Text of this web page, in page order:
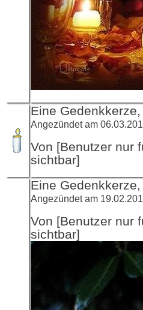
Eine Gedenkkerze,
Angezündet am
Von [Benutzer nur
sichtbar]
Eine Gedenkkerze,
Angezündet am
Von [Benutzer nur
sichtbar]